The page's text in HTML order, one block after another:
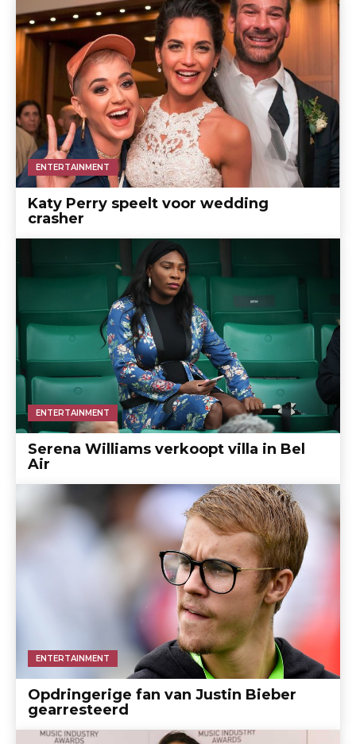
ENTERTAINMENT
Katy Perry speelt voor wedding
crasher
ENTERTAINMENT
Serena Williams verkoopt villa in Bel
Air
ENTERTAINMENT
Opdringerige fan van Justin Bieber
gearresteerd